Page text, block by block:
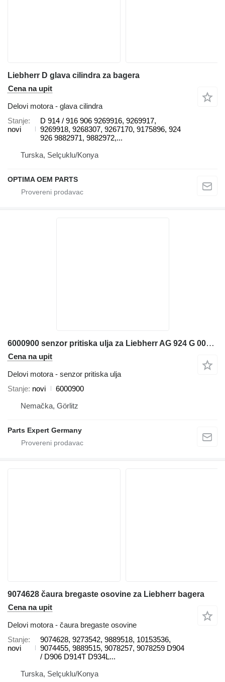
Liebherr D glava cilindra za bagera
Cena na upit
Delovi motora - glava cilindra
Stanje
novi
D 914 / 916 906 9269916, 9269917,
9269918, 9268307, 9267170, 9175896, 924
926 9882971, 9882972,...
Turska, Selçuklu/Konya
OPTIMA OEM PARTS
6000900 senzor pritiska ulja za Liebherr AG 924 G 002 bagera
Cena na upit
Delovi motora - senzor pritiska ulja
Stanje novi
6000900
Nemačka, Görlitz
Parts Expert Germany
9074628 čaura bregaste osovine za Liebherr bagera
Cena na upit
Delovi motora - čaura bregaste osovine
Stanje
novi
9074628, 9273542, 9889518, 10153536,
9074455, 9889515, 9078257, 9078259 D904
/ D906 D914T D934L...
Turska, Selçuklu/Konya